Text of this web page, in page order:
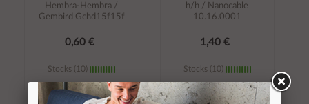
Hembra-Hembra /
Gembird Gchd15f15f
0,60 €
Stocks (10)
h/h / Nanocable
10.16.0001
1,40 €
Stocks (10)